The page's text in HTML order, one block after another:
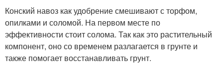
Конский навоз как удобрение смешивают с торфом,
опилками и соломой. На первом месте по
эффективности стоит солома. Так как это растительный
компонент, оно со временем разлагается в грунте и
также помогает восстанавливать грунт.